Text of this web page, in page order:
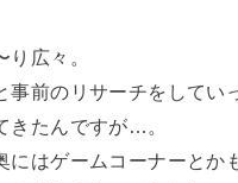
り広々。
事前のリサーチをしてい
きたんですが…。
にはゲームコーナーとか